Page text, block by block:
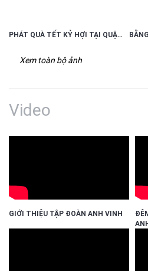
PHÁT QUÀ TẾT KỶ HỢI TẠI QUẬN 9
Xem toàn bộ ảnh
Video
GIỚI THIỆU TẬP ĐOÀN ANH VINH